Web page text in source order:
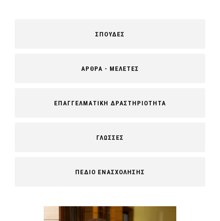
ΣΠΟΥΔΕΣ
ΑΡΘΡΑ - ΜΕΛΕΤΕΣ
ΕΠΑΓΓΕΛΜΑΤΙΚΗ ΔΡΑΣΤΗΡΙΟΤΗΤΑ
ΓΛΩΣΣΕΣ
ΠΕΔΙΟ ΕΝΑΣΧΟΛΗΣΗΣ